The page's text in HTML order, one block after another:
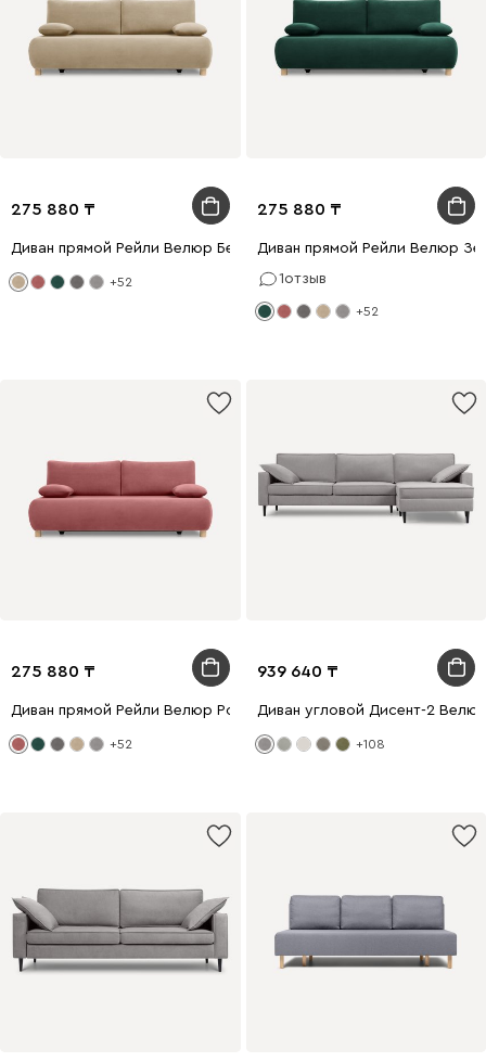
275 880
Диван прямой Рейли Велюр Бежевый
+52
275 880
Диван прямой Рейли Велюр
1отзыв
+52
275 880
Диван прямой Рейли Велюр Розовый
+52
939 640
Диван угловой Дисент-2
+108